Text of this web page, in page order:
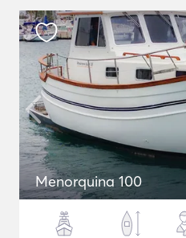
Menorquina 100